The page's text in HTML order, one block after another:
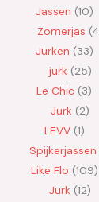
Jassen 10
Zomerjas 4
Jurken 33
jurk 25
Le Chic
3
Jurk 2
LEVV 1
Spijkerjassen
Like Flo 109
Jurk 12